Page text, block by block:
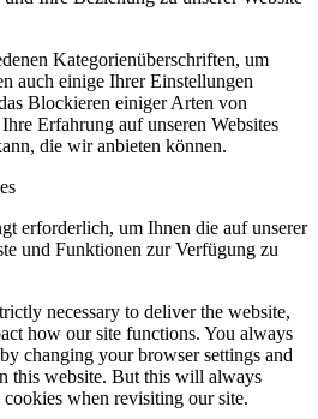
Kategorienüberschriften, um
auch einige Ihrer Einstellungen
Blockieren einiger Arten von
Erfahrung auf unseren Websites
die wir anbieten können.
erforderlich, um Ihnen die auf unserer
und Funktionen zur Verfügung zu
necessary to deliver the website,
how our site functions. You always
changing your browser settings and
this website. But this will always
when revisiting our site.